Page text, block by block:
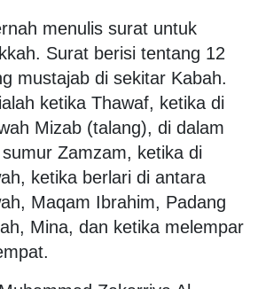
menulis surat untuk
Surat berisi tentang 12
mustajab di sekitar Kabah.
ketika Thawaf, ketika di
Mizab (talang), di dalam
Zamzam, ketika di
ketika berlari di antara
Maqam Ibrahim, Padang
Mina, dan ketika melempar